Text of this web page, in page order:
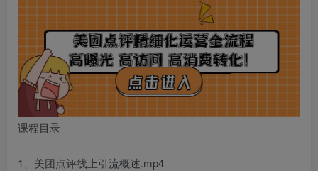
课程目录
1、美团点评线上引流概述.mp4